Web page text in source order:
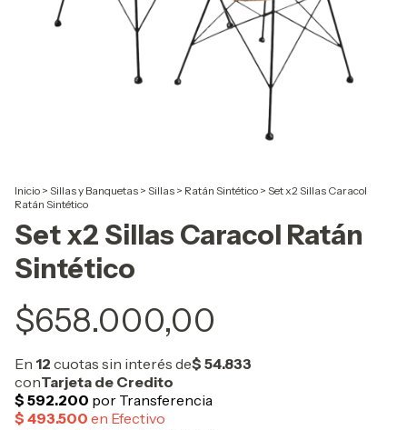
Inicio > Sillas y Banquetas > Sillas > Ratán Sintético > Set x2 Sillas Caracol
Ratán Sintético
Set x2 Sillas Caracol Ratán
Sintético
$658.000,00